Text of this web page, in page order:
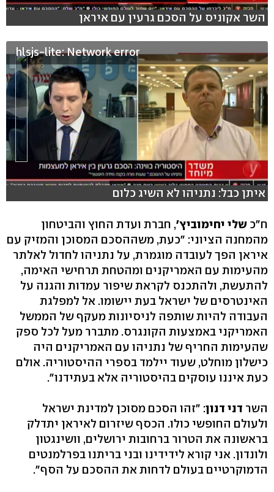
השר אקוניס על הסכם גרעין עם איראן
hlsjs-lite: Network error
איתן כבל: נתניהו לא השיג כלום
ח"כ שלי יחימוביץ', חברת ועדת החוץ והביטחון
מהמחנה הציוני: "כעת, משההסכם המסוכן והמזיק עם
איראן הפך לעובדה מוגמרת, על נתניהו לחדול לאלתר
מהעימות עם האמריקנים ומהטחת תרחישי האימה,
להתעשת, ולהתכנס לקראת שיפור עמדות והגנה על
האינטרסים של ישראל בעת יישומו. אל למפלגת
העבודה להיות שותפה לניסיונות מעקף של הממשל
האמריקני באמצעות הקונגרס. מתברר מעל לכל ספק
שהעימות החריף של נתניהו עם האמריקנים היה
כישלון מוחלט, שעוד יילמד בספרי ההיסטוריה. אולם
כעת איננו עוסקים בהיסטוריה אלא בעתידנו".
השר דני דנון: "זהו הסכם מסוכן למדינת ישראל
ולעולם החופשי כולו. הכסף שיזרום לאיראן יתדלק
בראשונה את הטרור ברחובות ירושלים, וושינגטון
ולונדון. אני קורא לידידינו ובני בריתנו בפרלמנטים
הדמוקרטיים בעולם לדחות את ההסכם על הסף".